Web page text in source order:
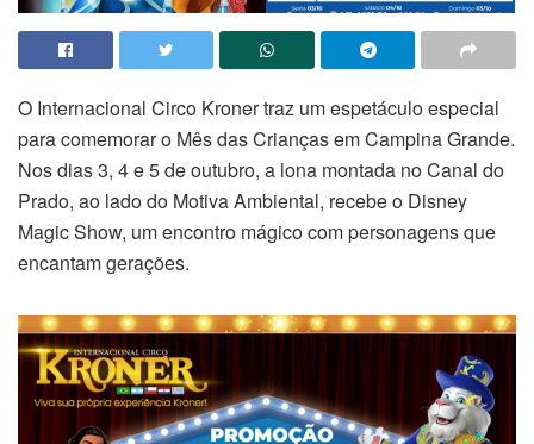
O Internacional Circo Kroner traz um espetáculo especial
para comemorar o Mês das Crianças em Campina Grande.
Nos dias 3, 4 e 5 de outubro, a lona montada no Canal do
Prado, ao lado do Motiva Ambiental, recebe o Disney
Magic Show, um encontro mágico com personagens que
encantam gerações.